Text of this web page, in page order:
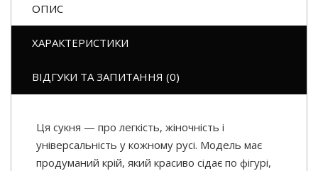
ОПИС
ХАРАКТЕРИСТИКИ
ВІДГУКИ ТА ЗАПИТАННЯ (0)
Ця сукня — про легкість, жіночність і
універсальність у кожному русі. Модель має
продуманий крій, який красиво сідає по фігурі,